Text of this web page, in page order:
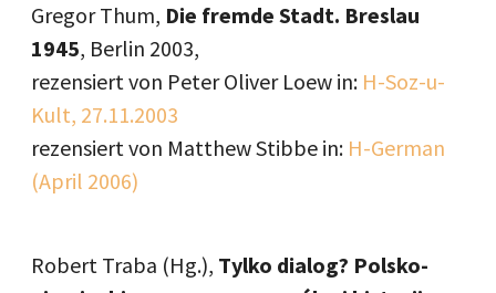
Gregor Thum, Die fremde Stadt. Breslau
1945, Berlin 2003,
rezensiert von Peter Oliver Loew in: H-Soz-u-
Kult, 27.11.2003
rezensiert von Matthew Stibbe in: H-German
(April 2006)
Robert Traba (Hg.), Tylko dialog? Polsko-